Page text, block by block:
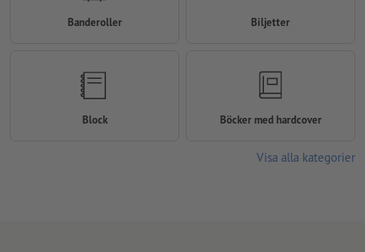
Banderoller Biljetter
Block Böcker med hardcover
Visa alla kategorier